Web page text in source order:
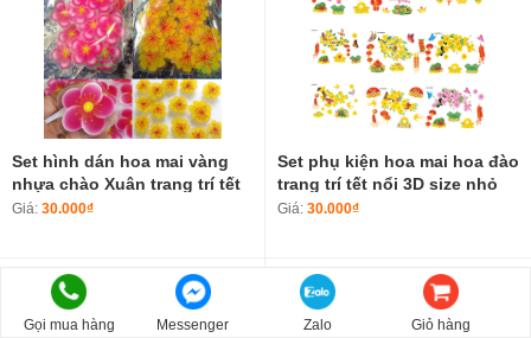
Set hình dán hoa mai vàng
nhựa chào Xuân trang trí tết
Giá: 30.000₫
Set phụ kiện hoa mai hoa đào
trang trí tết nổi 3D size nhỏ
Giá: 30.000₫
Gọi mua hàng Messenger Zalo Giỏ hàng